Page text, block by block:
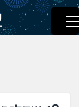
דלג
לתוכן
לשוניאדה
עברית. לשון. שפה